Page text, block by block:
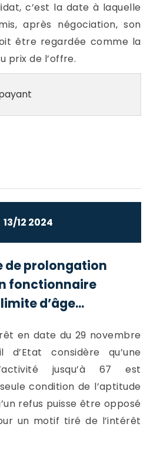
c’est la date à laquelle
après négociation, son
être regardée comme la
prix de l’offre.
13/12 2024
de prolongation
fonctionnaire
d’âge...
en date du 29 novembre
d’Etat considère qu’une
jusqu’à 67 est
condition de l’aptitude
refus puisse être opposé
un motif tiré de l’intérêt